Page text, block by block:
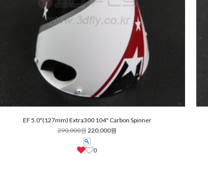
EF 5.0"(127mm) Extra300 104" Carbon Spinner
290,000원220,000원
0